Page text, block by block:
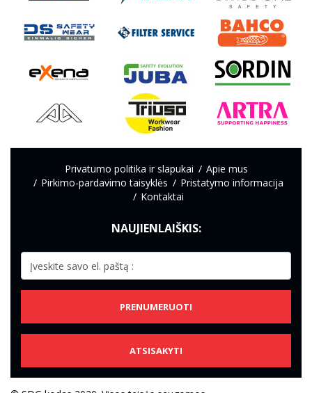
Privatumo politika ir slapukai
Apie mus
Pirkimo-pardavimo taisyklės
Pristatymo informacija
Kontaktai
NAUJIENLAIŠKIS:
PRENUMERUOTI
ATSISAKYTI